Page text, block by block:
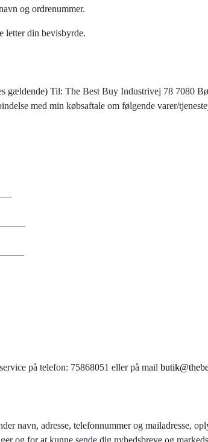
og ordrenummer.
letter din bevisbyrde.
gældende) Til: The Best Buy Industrivej 78 7080
med min købsaftale om følgende varer/
på telefon: 75868051 eller på mail
navn, adresse, telefonnummer og mailadresse,
og for at kunne sende dig nyhedsbreve og